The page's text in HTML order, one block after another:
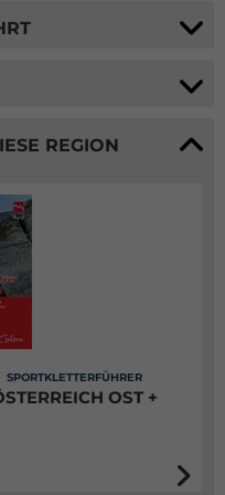
REGION
OST +